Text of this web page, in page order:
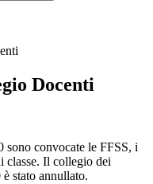
Docenti
sono convocate le FFSS, i
classe. Il collegio dei
stato annullato.